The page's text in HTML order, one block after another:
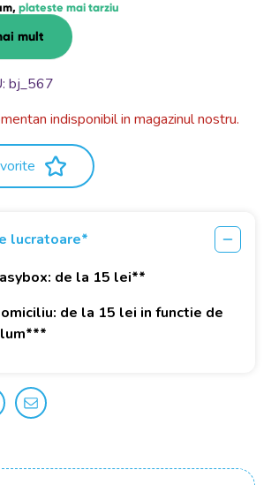
plateste mai tarziu
mult
bj_567
indisponibil in magazinul nostru.
lucratoare*
de la 15 lei**
de la 15 lei in functie de